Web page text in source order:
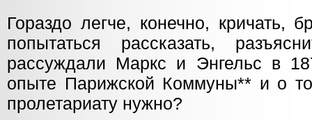
Гораздо легче, конечно, кричать,
попытаться рассказать,
рассуждали Маркс и Энгельс в
опыте Парижской Коммуны** и о
пролетариату нужно?